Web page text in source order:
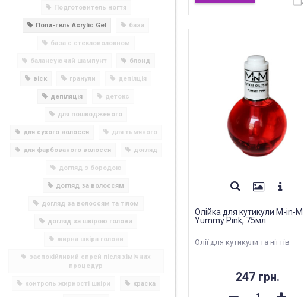
Подготовитель ногтя
Поли-гель Acrylic Gel база
база с стекловолокном
балансуючий шампунт блонд
віск гранули депілція
депіляція детокс
для пошкодженого
для сухого волосся для тьмяного
для фарбованого волосся догляд
догляд з бородою
догляд за волоссям
догляд за волоссям та тілом
догляд за шкірою голови
жирна шкіра голови
заспокійливий спрей після хімічних
процедур
контроль жирності шкіри краска
Олійка для кутикули M-in-M
Yummy Pink, 75мл.
Олії для кутикули та нігтів
247 грн.